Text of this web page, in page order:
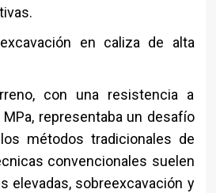
en caliza de alta
con una resistencia a
representaba un desafío
métodos tradicionales de
convencionales suelen
elevadas, sobreexcavación y